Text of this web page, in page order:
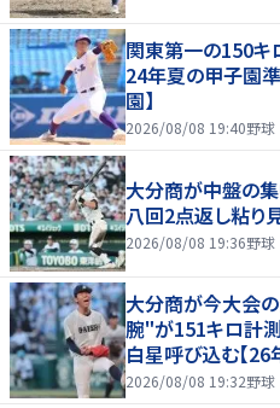
関東第一の150キ
24年夏の甲子園
園】
2026/08/08 19:40野球
大分商が中盤の
八回2点返し粘り
2026/08/08 19:36野球
大分商が今大会
腕"が151キロ計
白星呼び込む【26
2026/08/08 19:32野球